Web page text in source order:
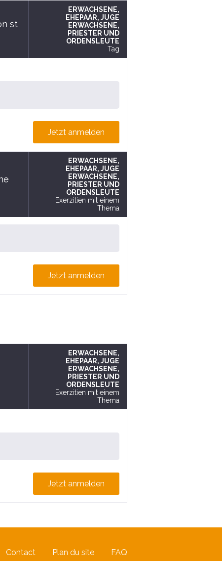
st
ERWACHSENE,
EHEPAAR, JUGE
ERWACHSENE,
PRIESTER UND
ORDENSLEUTE
Tag
Jetzt anmelden
ERWACHSENE,
EHEPAAR, JUGE
ERWACHSENE,
PRIESTER UND
ORDENSLEUTE
Exerzitien mit einem
Thema
Jetzt anmelden
ERWACHSENE,
EHEPAAR, JUGE
ERWACHSENE,
PRIESTER UND
ORDENSLEUTE
Exerzitien mit einem
Thema
Jetzt anmelden
Contact Plan du site FAQ